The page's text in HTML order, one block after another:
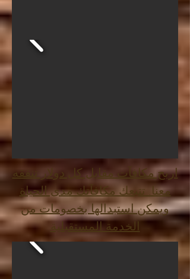
اربح مكافآت مقابل كل دولار تنفقه
معنا. تتبعك مكافآتك مدى الحياة
ويمكن استبدالها بخصومات من
الخدمة المستقبلية